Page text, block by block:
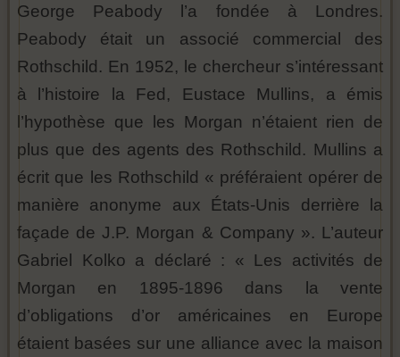
George Peabody l’a fondée à Londres.
Peabody était un associé commercial des
Rothschild. En 1952, le chercheur s’intéressant
à l’histoire la Fed, Eustace Mullins, a émis
l’hypothèse que les Morgan n’étaient rien de
plus que des agents des Rothschild. Mullins a
écrit que les Rothschild « préféraient opérer de
manière anonyme aux États-Unis derrière la
façade de J.P. Morgan & Company ». L’auteur
Gabriel Kolko a déclaré : « Les activités de
Morgan en 1895-1896 dans la vente
d’obligations d’or américaines en Europe
étaient basées sur une alliance avec la maison